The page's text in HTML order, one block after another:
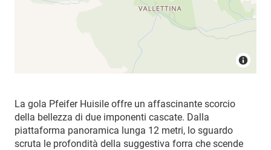
La gola Pfeifer Huisile offre un affascinante scorcio
della bellezza di due imponenti cascate. Dalla
piattaforma panoramica lunga 12 metri, lo sguardo
scruta le profondità della suggestiva forra che scende